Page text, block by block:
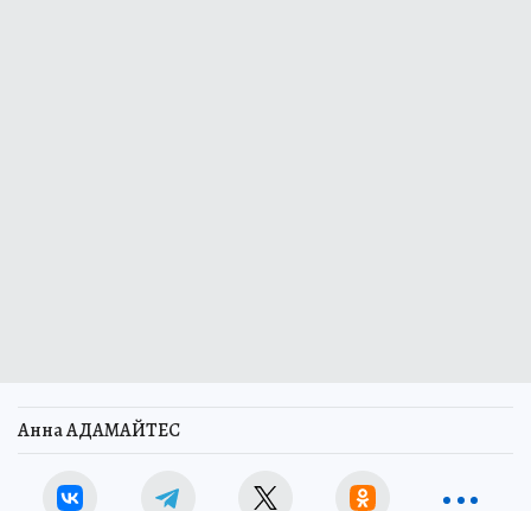
Анна АДАМАЙТЕС